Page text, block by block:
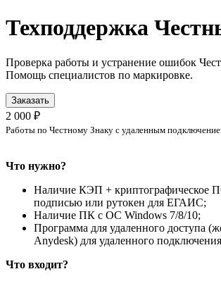
Техподдержка
Проверка работы и устранение ошибок
Помощь специалистов по маркировке.
Заказать
2 000 ₽
Работы по Честному Знаку с удаленным
Что нужно?
Наличие КЭП + криптографическое
подписью или рутокен для ЕГАИС;
Наличие ПК с ОС Windows 7/8/10;
Программа для удаленного доступа
Anydesk) для удаленного
Что входит?